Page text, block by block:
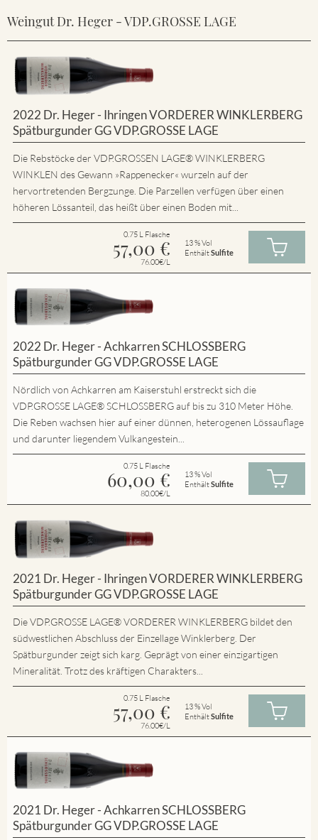
Weingut Dr. Heger - VDP.GROSSE LAGE
2022 Dr. Heger - Ihringen VORDERER WINKLERBERG
Spätburgunder GG VDP.GROSSE LAGE
Die Rebstöcke der VDP.GROSSEN LAGE® WINKLERBERG
WINKLEN des Gewann »Rappenecker« wurzeln auf der
hervortretenden Bergzunge. Die Parzellen verfügen über einen
höheren Lössanteil, das heißt über einen Boden mit...
0.75 L Flasche
57,00 €
76.00€/L
13 % Vol
EnthältSulfite
2022 Dr. Heger - Achkarren SCHLOSSBERG
Spätburgunder GG VDP.GROSSE LAGE
Nördlich von Achkarren am Kaiserstuhl erstreckt sich die
VDP.GROSSE LAGE® SCHLOSSBERG auf bis zu 310 Meter Höhe.
Die Reben wachsen hier auf einer dünnen, heterogenen Lössauflage
und darunter liegendem Vulkangestein...
0.75 L Flasche
60,00 €
80.00€/L
13 % Vol
EnthältSulfite
2021 Dr. Heger - Ihringen VORDERER WINKLERBERG
Spätburgunder GG VDP.GROSSE LAGE
Die VDP.GROSSE LAGE® VORDERER WINKLERBERG bildet den
südwestlichen Abschluss der Einzellage Winklerberg. Der
Spätburgunder zeigt sich karg. Geprägt von einer einzigartigen
Mineralität. Trotz des kräftigen Charakters...
0.75 L Flasche
57,00 €
76.00€/L
13 % Vol
EnthältSulfite
2021 Dr. Heger - Achkarren SCHLOSSBERG
Spätburgunder GG VDP.GROSSE LAGE